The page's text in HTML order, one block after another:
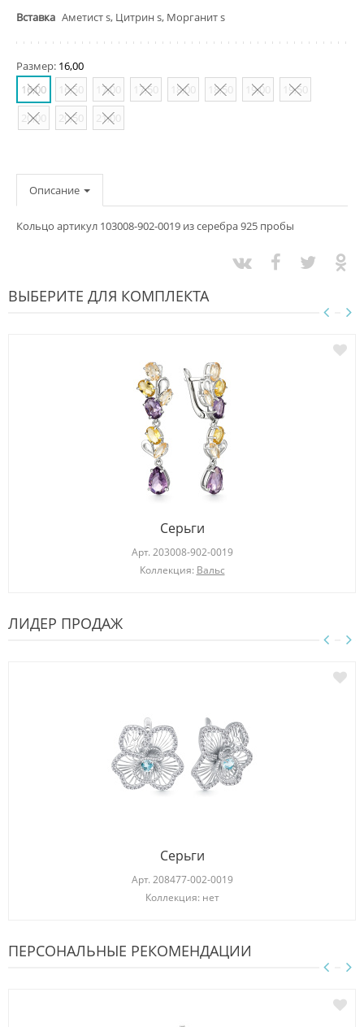
Вставка Аметист s, Цитрин s, Морганит s
Размер: 16,00
16,00
16,50 17,00 17,50 18,00 18,50 19,00
19,50
20,00
20,50 21,00
Описание
Кольцо артикул 103008-902-0019 из серебра 925 пробы
ВЫБЕРИТЕ ДЛЯ КОМПЛЕКТА
Серьги
Арт. 203008-902-0019
Коллекция: Вальс
ЛИДЕР ПРОДАЖ
Серьги
Арт. 208477-002-0019
Коллекция: нет
ПЕРСОНАЛЬНЫЕ РЕКОМЕНДАЦИИ